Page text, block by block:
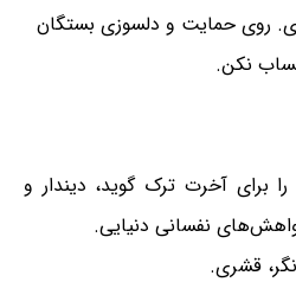
روی حمایت و دلسوزی بستگان
نکن.
برای آخرت ترک گوید، دیندار و
نفسانی دنیایی.
قشری.